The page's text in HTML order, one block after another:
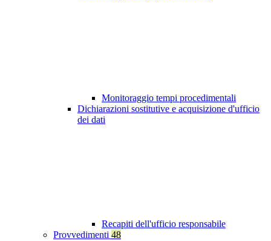
Monitoraggio tempi procedimentali
Dichiarazioni sostitutive e acquisizione d'ufficio
dei dati
Recapiti dell'ufficio responsabile
Provvedimenti 48